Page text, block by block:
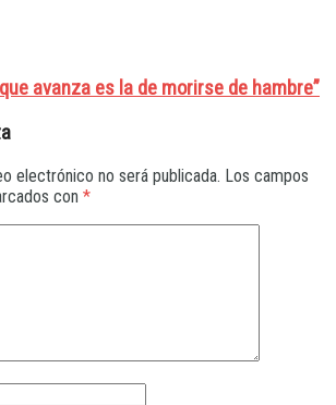
avanza es la de morirse de hambre”
electrónico no será publicada. Los campos
con *